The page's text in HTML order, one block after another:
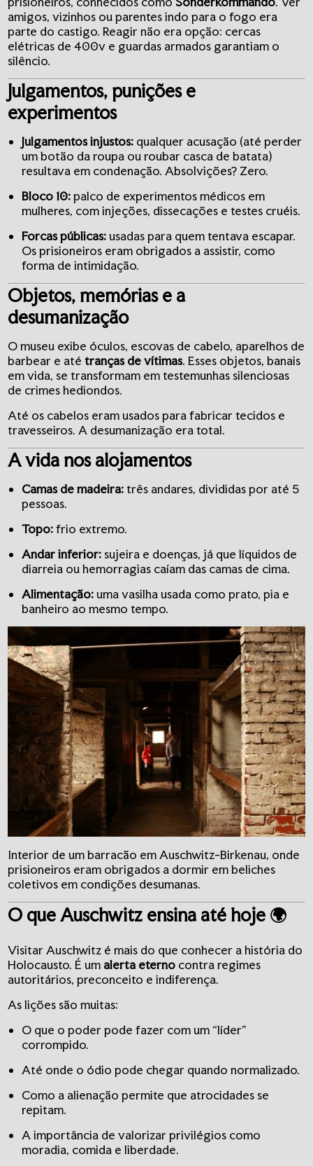
amigos, vizinhos ou parentes indo para o fogo era
parte do castigo. Reagir não era opção: cercas
elétricas de 400v e guardas armados garantiam o
silêncio.
Julgamentos, punições e
experimentos
Julgamentos injustos: qualquer acusação (até perder
um botão da roupa ou roubar casca de batata)
resultava em condenação. Absolvições? Zero.
Bloco 10:palco de experimentos médicos em
mulheres, com injeções, dissecações e testes cruéis.
Forcas públicas:usadas para quem tentava escapar.
Os prisioneiros eram obrigados a assistir, como
forma de intimidação.
Objetos, memórias e a
desumanização
O museu exibe óculos, escovas de cabelo, aparelhos de
barbear e atétranças de vítimas. Esses objetos, banais
em vida, se transformam em testemunhas silenciosas
de crimes hediondos.
Até os cabelos eram usados para fabricar tecidos e
travesseiros. A desumanização era total.
A vida nos alojamentos
Camas de madeira:três andares, divididas por até 5
pessoas.
Topo:frio extremo.
Andar inferior: sujeira e doenças, já que líquidos de
diarreia ou hemorragias caíam das camas de cima.
Alimentação:uma vasilha usada como prato, pia e
banheiro ao mesmo tempo.
Interior de um barracão em Auschwitz-Birkenau, onde
prisioneiros eram obrigados a dormir em beliches
coletivos em condições desumanas.
O que Auschwitz ensina até hoje 🌍
Visitar Auschwitz é mais do que conhecer a história do
Holocausto. É um alerta eterno contra regimes
autoritários, preconceito e indiferença.
As lições são muitas:
O que o poder pode fazer com um “líder”
corrompido.
Até onde o ódio pode chegar quando normalizado.
Como a alienação permite que atrocidades se
repitam.
A importância de valorizar privilégios como
moradia, comida e liberdade.